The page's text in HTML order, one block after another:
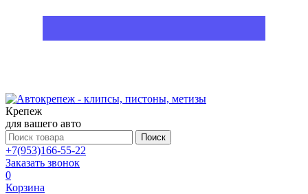
Крепеж
для вашего авто
Поиск
+7(953)166-55-22
Заказать звонок
0
Корзина